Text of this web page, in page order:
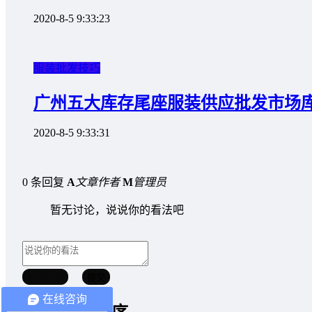
2020-8-5 9:33:23
服装批发技巧
广州五大库存尾座服装供应批发市场
2020-8-5 9:33:31
0 条回复 A文章作者 M管理员
暂无讨论，说说你的看法吧
在线咨询